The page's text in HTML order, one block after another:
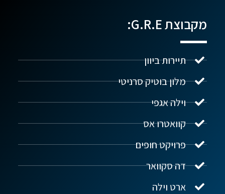
מקבוצת G.R.E:
תיירות ביוון
מלון בוטיק סרניטי
וילה אגפי
קוואטרו אס
פרויקט חופים
דה סקוואר
ארט וילה
נדל"ן ביוון G.R.E
שלום! איך אפשר לעזור?